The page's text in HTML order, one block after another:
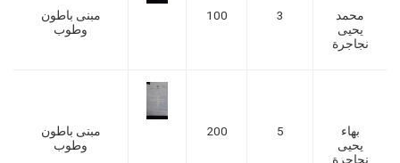
محمد
يحيى
نجاجرة
3
100
مبنى باطون
وطوب
بهاء
يحيى
نجاجرة
5
200
مبنى باطون
وطوب